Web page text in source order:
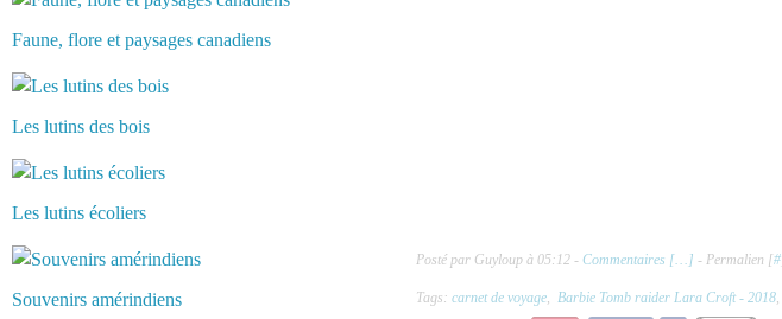
Faune, flore et paysages canadiens
Les lutins des bois
Les lutins écoliers
Souvenirs amérindiens
Posté par Guyloup à 05:12 - Commentaires [… ] - Permalien [#
Tags: carnet de voyage, Barbie Tomb raider Lara Croft - 2018,